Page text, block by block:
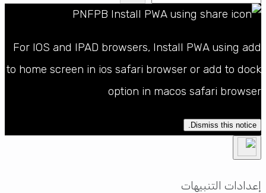
For IOS and IPAD browsers, Install PWA using add
to home screen in ios safari browser or add to dock
option in macos safari browser
Dismiss this notice.
إعدادات التنبيهات